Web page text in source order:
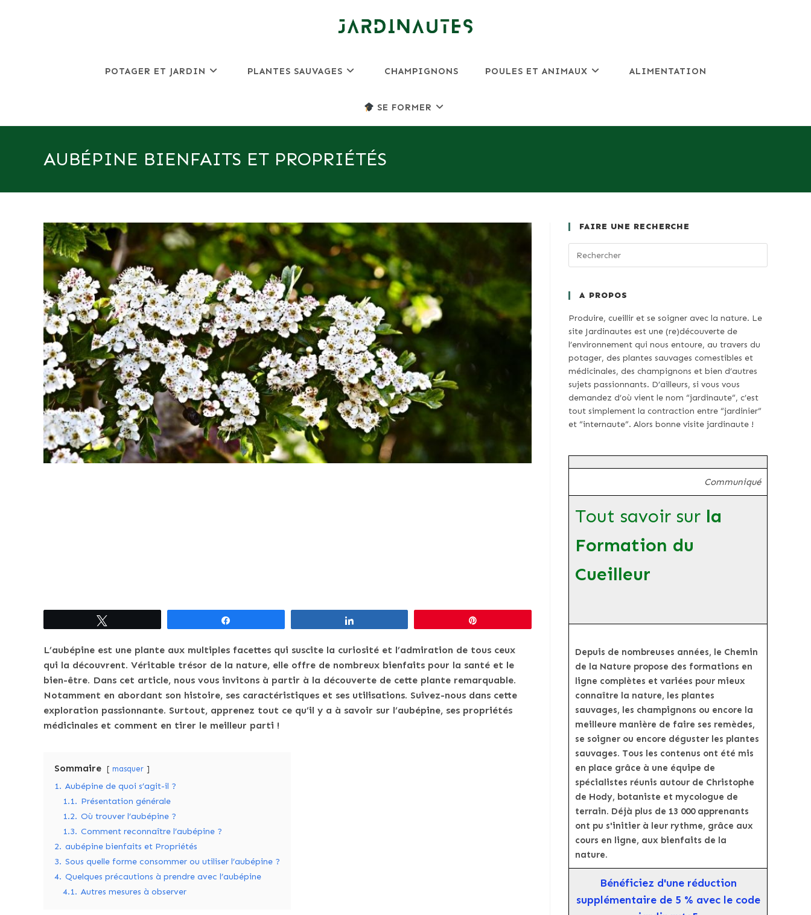
POTAGER ET JARDIN PLANTES SAUVAGES CHAMPIGNONS POULES ET ANIMAUX ALIMENTATION
SE FORMER
AUBÉPINE BIENFAITS ET PROPRIÉTÉS
L’aubépine est une plante aux multiples facettes qui suscite la curiosité et l’admiration de tous ceux
qui la découvrent. Véritable trésor de la nature, elle offre de nombreux bienfaits pour la santé et le
bien-être. Dans cet article, nous vous invitons à partir à la découverte de cette plante remarquable.
Notamment en abordant son histoire, ses caractéristiques et ses utilisations. Suivez-nous dans cette
exploration passionnante. Surtout, apprenez tout ce qu’il y a à savoir sur l’aubépine, ses propriétés
médicinales et comment en tirer le meilleur parti !
Sommaire masquer
1. Aubépine de quoi s’agit-il ?
1.1. Présentation générale
1.2. Où trouver l’aubépine ?
1.3. Comment reconnaître l’aubépine ?
2. aubépine bienfaits et Propriétés
3. Sous quelle forme consommer ou utiliser l’aubépine ?
4. Quelques précautions à prendre avec l’aubépine
4.1. Autres mesures à observer
FAIRE UNE RECHERCHE
A PROPOS
Produire, cueillir et se soigner avec la nature. Le
site Jardinautes est une (re)découverte de
l’environnement qui nous entoure, au travers du
potager, des plantes sauvages comestibles et
médicinales, des champignons et bien d’autres
sujets passionnants. D’ailleurs, si vous vous
demandez d’où vient le nom “jardinaute”, c’est
tout simplement la contraction entre “jardinier”
et “internaute”. Alors bonne visite jardinaute !
Communiqué
Tout savoir sur la
Formation du
Cueilleur
Depuis de nombreuses années, le Chemin
de la Nature propose des formations en
ligne complètes et variées pour mieux
connaître la nature, les plantes
sauvages, les champignons ou encore la
meilleure manière de faire ses remèdes,
se soigner ou encore déguster les plantes
sauvages. Tous les contenus ont été mis
en place grâce à une équipe de
spécialistes réunis autour de Christophe
de Hody, botaniste et mycologue de
terrain. Déjà plus de 13 000 apprenants
ont pu s'initier à leur rythme, grâce aux
cours en ligne, aux bienfaits de la
nature.
Bénéficiez d'une réduction
supplémentaire de 5 % avec le code